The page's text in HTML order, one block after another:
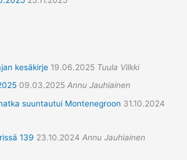
kesäkirje 19.06.2025 Tuula Vilkki
09.03.2025 Annu Jauhiainen
suuntautui Montenegroon 31.10.2024
139 23.10.2024 Annu Jauhiainen